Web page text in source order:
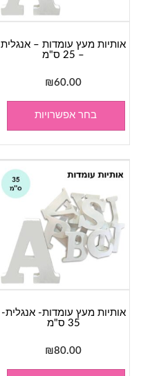
אותיות מעץ עומדות – אנגלית
– 25 ס"מ
₪60.00
בחר אפשרויות
אותיות מעץ עומדות- אנגלית-
35 ס"מ
₪80.00